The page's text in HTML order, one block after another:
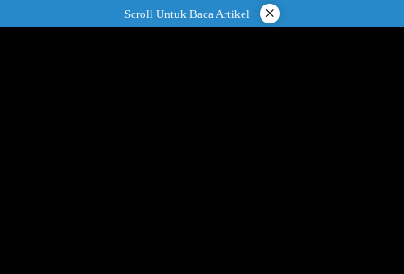
ke
Scroll Untuk Baca Artikel ×